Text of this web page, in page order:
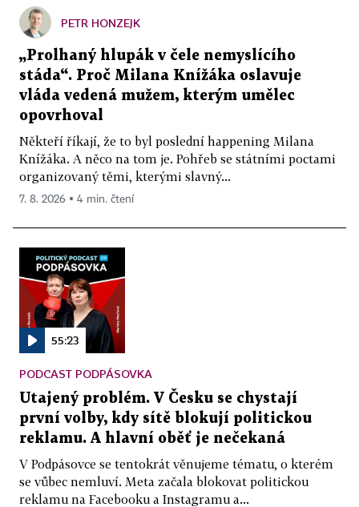
PETR HONZEJK
„Prolhaný hlupák v čele nemyslícího
stáda“. Proč Milana Knížáka oslavuje
vláda vedená mužem, kterým umělec
opovrhoval
Někteří říkají, že to byl poslední happening Milana
Knížáka. A něco na tom je. Pohřeb se státními poctami
organizovaný těmi, kterými slavný...
7. 8. 2026 ▪ 4 min. čtení
55:23
PODCAST PODPÁSOVKA
Utajený problém. V Česku se chystají
první volby, kdy sítě blokují politickou
reklamu. A hlavní oběť je nečekaná
V Podpásovce se tentokrát věnujeme tématu, o kterém
se vůbec nemluví. Meta začala blokovat politickou
reklamu na Facebooku a Instagramu a...